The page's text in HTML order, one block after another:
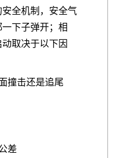
全机制，安全气
下子弹开；相
取决于以下因
撞击还是追尾
差